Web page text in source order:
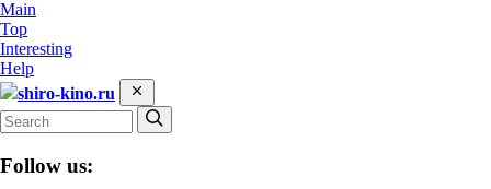
Main
Top
Interesting
Help
shiro-kino.ru
Follow us: